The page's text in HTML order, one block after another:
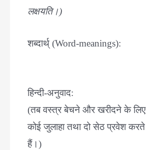
लक्षयति।)
शब्दार्थ् (Word-meanings):
हिन्दी-अनुवाद:
(तब वस्त्र बेचने और खरीदने के लिए
कोई जुलाहा तथा दो सेठ प्रवेश करते
हैं।)